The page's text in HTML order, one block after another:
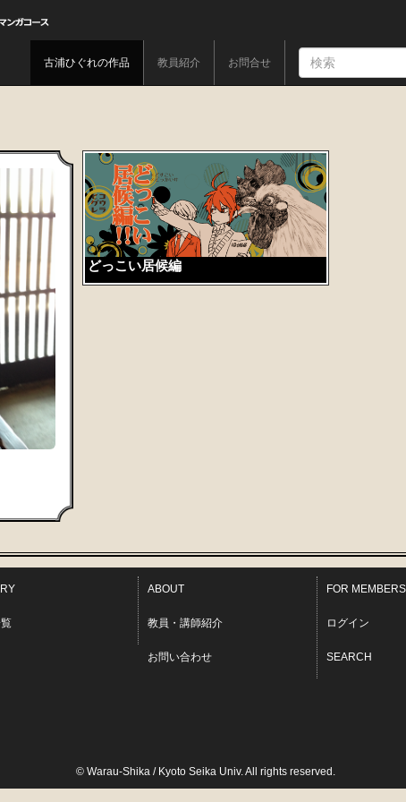
古浦ひぐれの作品 教員紹介 お問合せ
どっこい居候編
ABOUT
教員・講師紹介
お問い合わせ
FOR MEMBERS
ログイン
SEARCH
© Warau-Shika / Kyoto Seika Univ. All rights reserved.